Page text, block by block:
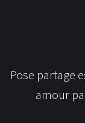
Pose partage
amour